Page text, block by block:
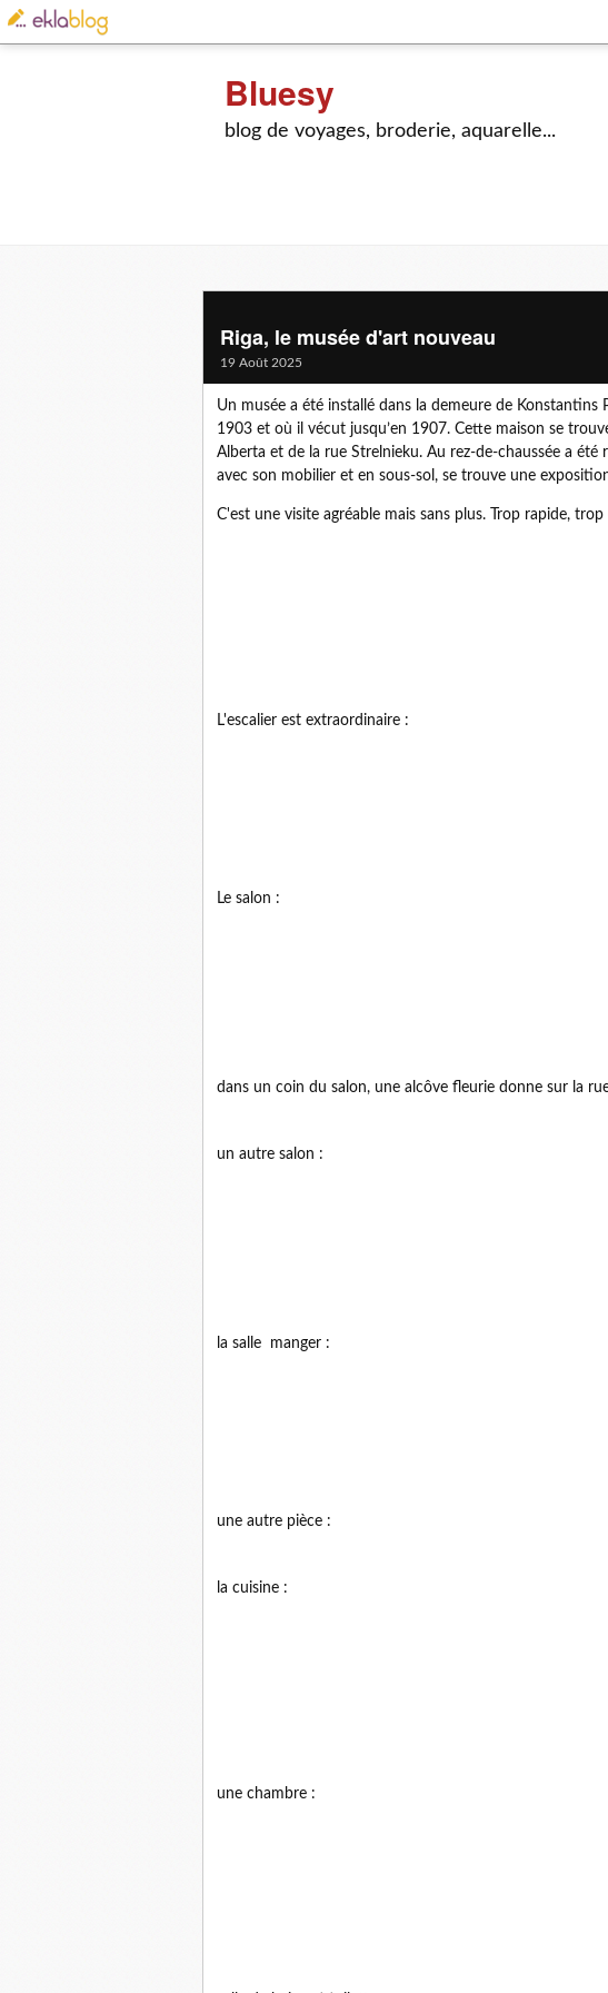
Bluesy
blog de voyages, broderie, aquarelle...
Riga, le musée d'art nouveau
19 Août 2025
Un musée a été installé dans la demeure de Konstantins
1903 et où il vécut jusqu’en 1907. Cette maison se
Alberta et de la rue Strelnieku. Au rez-de-chaussée a
avec son mobilier et en sous-sol, se trouve une
C'est une visite agréable mais sans plus. Trop rapide,
L'escalier est extraordinaire :
Le salon :
dans un coin du salon, une alcôve fleurie donne sur la
un autre salon :
la salle manger :
une autre pièce :
la cuisine :
une chambre :